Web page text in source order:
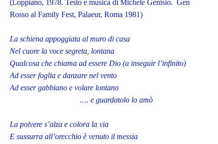
(Loppiano, 1978. Testo e musica di Michele Genisio. Gen
Rosso al Family Fest, Palaeur, Roma 1981)
La schiena appoggiata al muro di casa
Nel cuore la voce segreta, lontana
Qualcosa che chiama ad essere Dio (a inseguir l’infinito)
Ad esser foglia e danzare nel vento
Ad esser gabbiano e volare lontano
…. e guardatolo lo amò
La polvere s’alza e colora la via
E sussurra all’orecchio è venuto il messia